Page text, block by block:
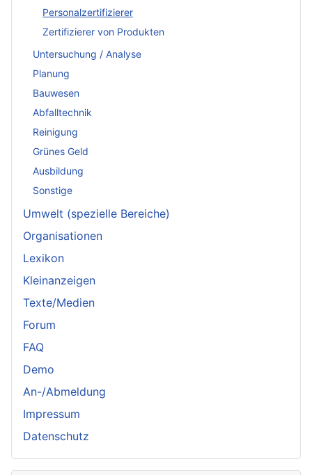
Personalzertifizierer
Zertifizierer von Produkten
Untersuchung / Analyse
Planung
Bauwesen
Abfalltechnik
Reinigung
Grünes Geld
Ausbildung
Sonstige
Umwelt (spezielle Bereiche)
Organisationen
Lexikon
Kleinanzeigen
Texte/Medien
Forum
FAQ
Demo
An-/Abmeldung
Impressum
Datenschutz